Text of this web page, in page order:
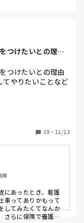
つけたいとの理由
つけたいとの理由
やりたいことなど
とをやっているよ
目指したり、今の
19 ・ 11/23
棟
にあったとき、看護
事ってありかもって
してみたくてなんか
さらに保険で養護教